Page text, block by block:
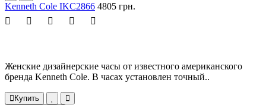
Kenneth Cole IKC2866 4805 грн.
Женские дизайнерские часы от известного американского
бренда Kenneth Cole. В часах установлен точный..
Купить